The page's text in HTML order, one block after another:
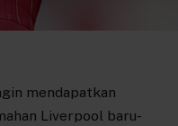
mendapatkan
Liverpool baru-